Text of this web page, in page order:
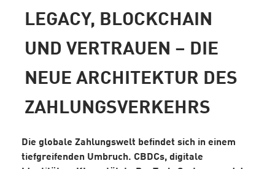
LEGACY, BLOCKCHAIN
UND VERTRAUEN – DIE
NEUE ARCHITEKTUR DES
ZAHLUNGSVERKEHRS
Die globale Zahlungswelt befindet sich in einem
tiefgreifenden Umbruch. CBDCs, digitale